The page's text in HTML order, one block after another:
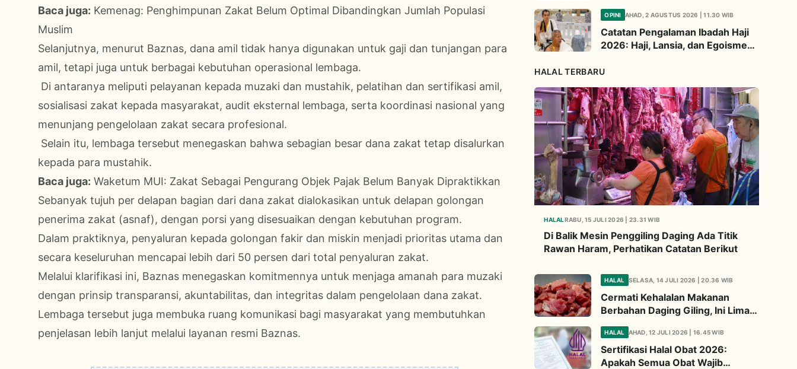
Baca juga: Kemenag: Penghimpunan Zakat Belum Optimal Dibandingkan Jumlah Populasi
Muslim
Selanjutnya, menurut Baznas, dana amil tidak hanya digunakan untuk gaji dan tunjangan para
amil, tetapi juga untuk berbagai kebutuhan operasional lembaga.
Di antaranya meliputi pelayanan kepada muzaki dan mustahik, pelatihan dan sertifikasi amil,
sosialisasi zakat kepada masyarakat, audit eksternal lembaga, serta koordinasi nasional yang
menunjang pengelolaan zakat secara profesional.
Selain itu, lembaga tersebut menegaskan bahwa sebagian besar dana zakat tetap disalurkan
kepada para mustahik.
Baca juga: Waketum MUI: Zakat Sebagai Pengurang Objek Pajak Belum Banyak Dipraktikkan
Sebanyak tujuh per delapan bagian dari dana zakat dialokasikan untuk delapan golongan
penerima zakat (asnaf), dengan porsi yang disesuaikan dengan kebutuhan program.
Dalam praktiknya, penyaluran kepada golongan fakir dan miskin menjadi prioritas utama dan
secara keseluruhan mencapai lebih dari 50 persen dari total penyaluran zakat.
Melalui klarifikasi ini, Baznas menegaskan komitmennya untuk menjaga amanah para muzaki
dengan prinsip transparansi, akuntabilitas, dan integritas dalam pengelolaan dana zakat.
Lembaga tersebut juga membuka ruang komunikasi bagi masyarakat yang membutuhkan
penjelasan lebih lanjut melalui layanan resmi Baznas.
OPINI AHAD, 2 AGUSTUS 2026 | 11.30 WIB
Catatan Pengalaman Ibadah Haji
2026: Haji, Lansia, dan Egoisme
HALAL TERBARU
HALALRABU, 15 JULI 2026 | 23.31 WIB
Di Balik Mesin Penggiling Daging Ada Titik
Rawan Haram, Perhatikan Catatan Berikut
HALAL SELASA, 14 JULI 2026 | 20.36 WIB
Cermati Kehalalan Makanan
Berbahan Daging Giling, Ini Lima
Diperhatikan
HALAL AHAD, 12 JULI 2026 | 16.45 WIB
Sertifikasi Halal Obat 2026:
Apakah Semua Obat Wajib